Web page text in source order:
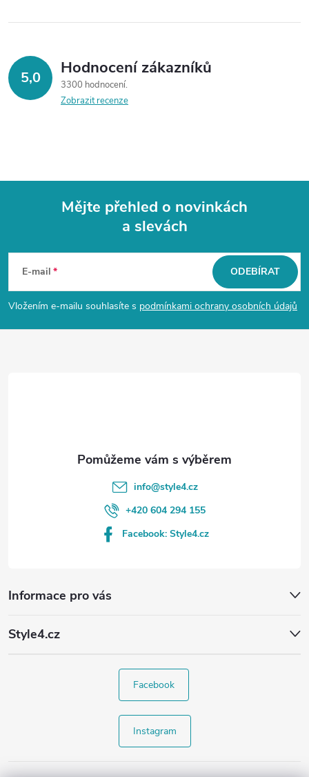
5,0 Hodnocení zákazníků
3300 hodnocení
Zobrazit recenze
p
a
Mějte přehled o novinkách
a slevách
E-mail
Vložením e-mailu souhlasíte s podmínkami ochrany osobních údajů
ODEBÍRAT
Informace pro vás
Style4.cz
info@style4.cz
+420 604 294 155
Facebook: Style4.cz
Facebook
Instagram